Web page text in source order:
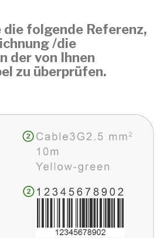
die folgende Referenz,
/die
der von Ihnen
zu überprüfen.